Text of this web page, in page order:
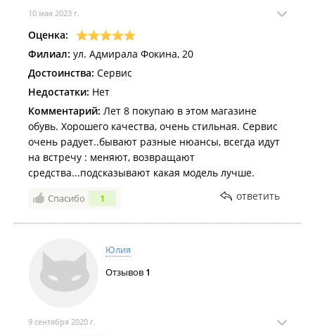
10 мая 2023 г.
Оценка:
Филиал: ул. Адмирала Фокина, 20
Достоинства: Сервис
Недостатки: Нет
Комментарий: Лет 8 покупаю в этом магазине
обувь. Хорошего качества, очень стильная. Сервис
очень радует..бывают разные нюансы, всегда идут
на встречу : меняют, возвращают
средства...подсказывают какая модель лучше.
Спасибо 1 ответить
Юлия
Отзывов 1
9 сентября 2020 г.